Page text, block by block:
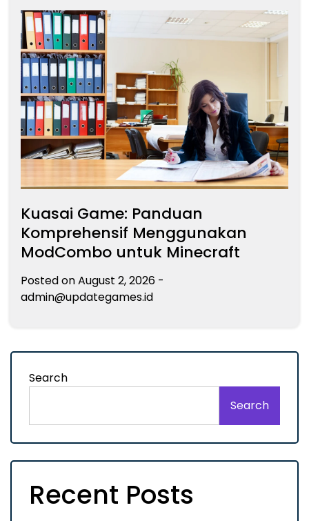
Kuasai Game: Panduan
Komprehensif Menggunakan
ModCombo untuk Minecraft
Posted onAugust 2, 2026 -
admin@updategames.id
Search
Search
Recent Posts